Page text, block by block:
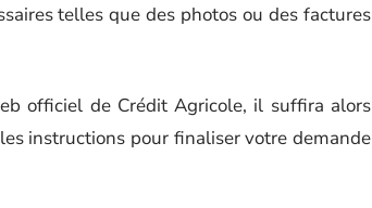
telles que des photos ou des factures
officiel de Crédit Agricole, il suffira alors
instructions pour finaliser votre demande